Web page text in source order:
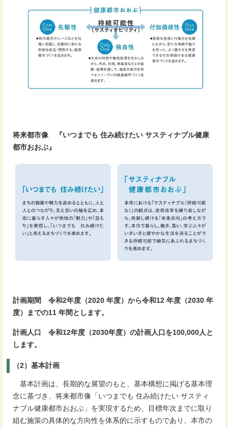
将来都市像 『いつまでも 住み続けたい サスティナブル健康
都市おおぶ』
計画期間 令和2年度（2020 年度）から令和12 年度（2030 年
度）までの11 年間とします。
計画人口 令和12年度（2030年度）の計画人口を100,000人と
します。
（2）基本計画
基本計画は、長期的な展望のもと、基本構想に掲げる基本理
念に基づき、将来都市像「いつまでも 住み続けたい サスティ
ナブル健康都市おおぶ」を実現するため、目標年次までに取り
組む施策の具体的な方向性を体系的に示すものであり、本市の